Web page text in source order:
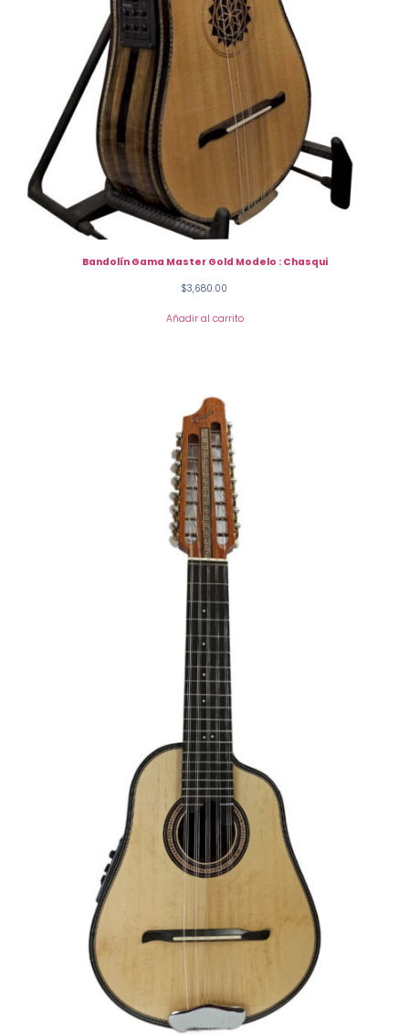
Bandolín Gama Master Gold Modelo : Chasqui
$3,680.00
Añadir al carrito